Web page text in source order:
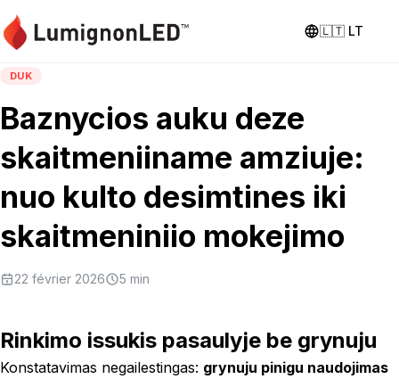
🇱🇹 LT
DUK
Baznycios auku deze
skaitmeniiname amziuje:
nuo kulto desimtines iki
skaitmeniniio mokejimo
22 février 2026 5 min
Rinkimo issukis pasaulyje be grynuju
Konstatavimas negailestingas: grynuju pinigu naudojimas